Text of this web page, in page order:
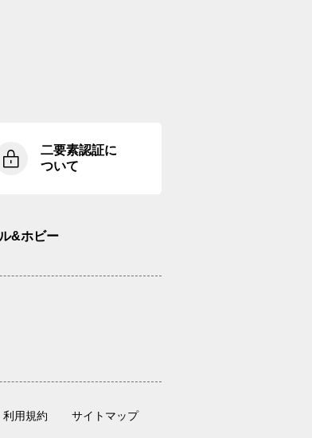
二要素認証に
ついて
&ホビー
利用規約 サイトマップ